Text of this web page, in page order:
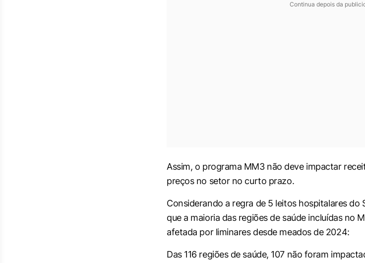
Continua depois da
Assim, o programa MM3 não deve impactar
preços no setor no curto prazo.
Considerando a regra de 5 leitos hospitalares do
que a maioria das regiões de saúde incluídas no
afetada por liminares desde meados de 2024:
Das 116 regiões de saúde, 107 não foram